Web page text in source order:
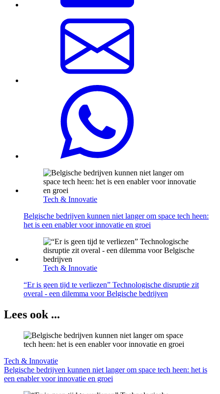
Tech & Innovatie
Belgische bedrijven kunnen niet langer om space tech heen:
het is een enabler voor innovatie en groei
Tech & Innovatie
“Er is geen tijd te verliezen” Technologische disruptie zit
overal - een dilemma voor Belgische bedrijven
Lees ook ...
Tech & Innovatie
Belgische bedrijven kunnen niet langer om space tech heen: het is
een enabler voor innovatie en groei